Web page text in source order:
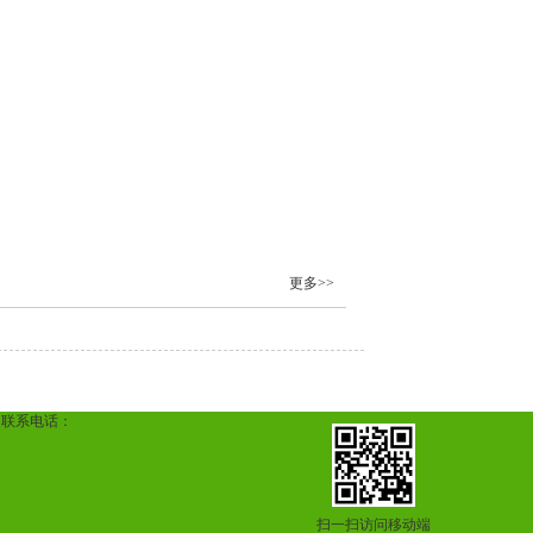
更多>>
系电话：
扫一扫访问移动端